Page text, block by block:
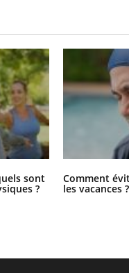
sont
?
Comment
les vacances ?